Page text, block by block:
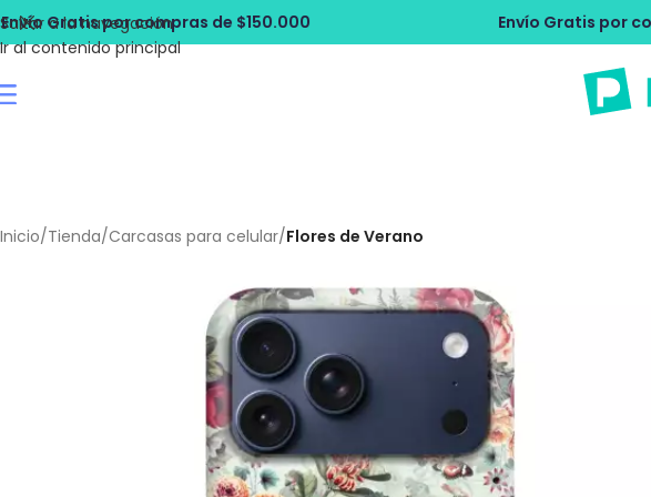
Saltar a la navegación
Ir al contenido principal
de $150.000 Envío Gratis por compras de $150.000
Inicio/Tienda/Carcasas para celular/Flores de Verano